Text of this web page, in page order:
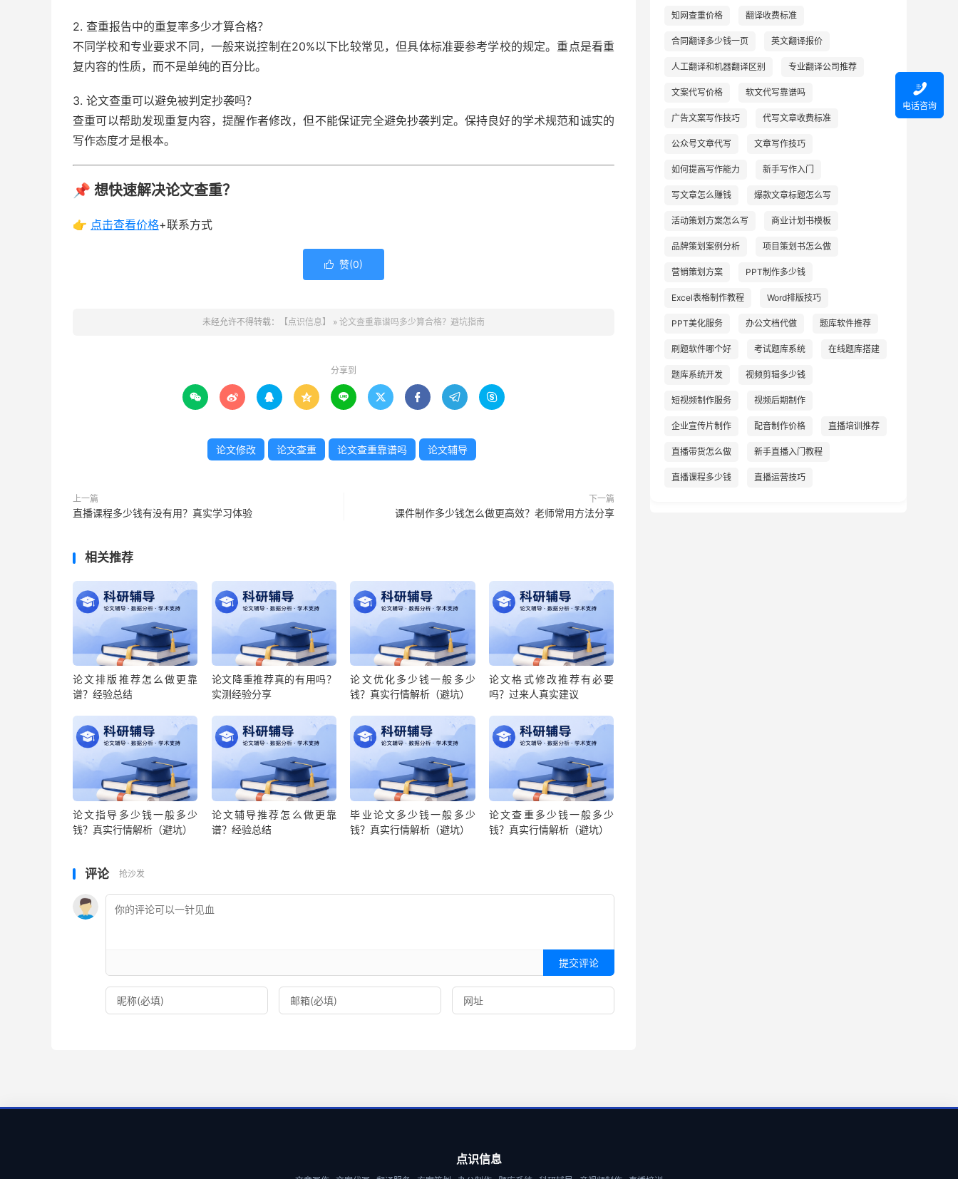
2. 查重报告中的重复率多少才算合格？
不同学校和专业要求不同，一般来说控制在20%以下比较常见，但具体标准要参考学校的规定。重点是看重
复内容的性质，而不是单纯的百分比。
3. 论文查重可以避免被判定抄袭吗？
查重可以帮助发现重复内容，提醒作者修改，但不能保证完全避免抄袭判定。保持良好的学术规范和诚实的
写作态度才是根本。
📌 想快速解决论文查重？
👉 点击查看价格+联系方式
 赞(0)
未经允许不得转载： 【点识信息】 » 论文查重靠谱吗多少算合格？避坑指南
分享到
        
论文修改 论文查重 论文查重靠谱吗 论文辅导
上一篇
直播课程多少钱有没有用？真实学习体验
下一篇
课件制作多少钱怎么做更高效？老师常用方法分享
相关推荐
论文排版推荐怎么做更靠
谱？经验总结
论文降重推荐真的有用吗？
实测经验分享
论文优化多少钱一般多少
钱？真实行情解析（避坑）
论文格式修改推荐有必要
吗？过来人真实建议
论文指导多少钱一般多少
钱？真实行情解析（避坑）
论文辅导推荐怎么做更靠
谱？经验总结
毕业论文多少钱一般多少
钱？真实行情解析（避坑）
论文查重多少钱一般多少
钱？真实行情解析（避坑）
评论 抢沙发
提交评论
知网查重价格 翻译收费标准
合同翻译多少钱一页 英文翻译报价
人工翻译和机器翻译区别 专业翻译公司推荐
文案代写价格 软文代写靠谱吗
广告文案写作技巧 代写文章收费标准
公众号文章代写 文章写作技巧
如何提高写作能力 新手写作入门
写文章怎么赚钱 爆款文章标题怎么写
活动策划方案怎么写 商业计划书模板
品牌策划案例分析 项目策划书怎么做
营销策划方案 PPT制作多少钱
Excel表格制作教程 Word排版技巧
PPT美化服务 办公文档代做 题库软件推荐
刷题软件哪个好 考试题库系统 在线题库搭建
题库系统开发 视频剪辑多少钱
短视频制作服务 视频后期制作
企业宣传片制作 配音制作价格 直播培训推荐
直播带货怎么做 新手直播入门教程
直播课程多少钱 直播运营技巧
点识信息

电话咨询